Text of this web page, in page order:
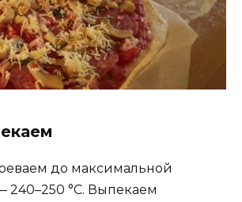
до максимальной
240–250 °C. Выпекаем